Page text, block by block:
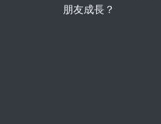
朋友成長？